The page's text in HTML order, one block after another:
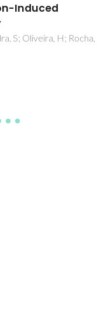
in the
C; Pedroni, M; Caputo, G;